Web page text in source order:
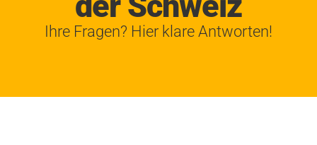
Ihre Fragen? Hier klare Antworten!